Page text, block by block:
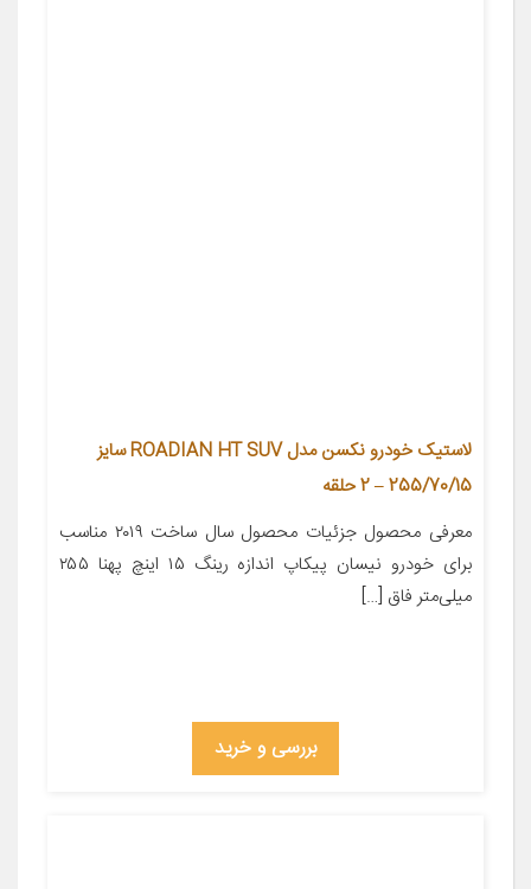
لاستیک خودرو نکسن مدل ROADIAN HT SUV سایز
255/70/15 – 2 حلقه
معرفی محصول جزئیات محصول سال ساخت ۲۰۱۹ مناسب
برای خودرو نیسان پیکاپ اندازه رینگ ۱۵ اینچ پهنا ۲۵۵
میلی‌متر فاق […]
بررسی و خرید